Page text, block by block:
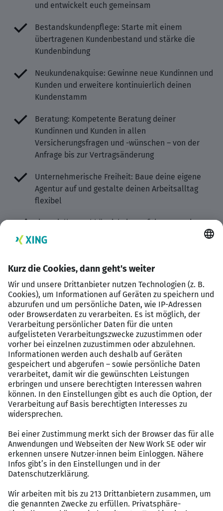
und entwickelt euch gemeinsam
Bestandskundenpflege: Starte mit einem
übertragenen Kundenbestand und stärke die
Kundenbindung
Neukundenakquise: Gewinne neue Kundinnen und
Kunden und erweitere kontinuierlich deinen
Kundenstamm
Beratung: Kompetente Beratung deiner
Kundinnen und Kunden in allen
Versicherungsfragen und -wünschen – von der
Anfrage bis zur Vertragsänderung
Unternehmerische Freiheit: Baue deine eigene
Agentur auf und gestalte deinen Arbeitsalltag
flexibel
Finanzielle Unabhängigkeit: Profitiere von einem
sicheren Einkommen und nutze das Potenzial,
durch erfolgreiche Arbeit zusätzlich zu verdienen
Du
besitzt idealerweise eine abgeschlossene
Ausbildung zur Versicherungsfachfrau oder zum
Versicherungsfachmann (IHK) oder eine
vergleichbare Qualifikation mit
Sachkundenachweis
konntest idealerweise bereits Berufserfahrung im
Versicherungsvertrieb sammeln
arbeitest als Organisationstalent mit Hands-on-
Mentalität verantwortungsvoll und
erfolgsorientiert
Kontakt
Regionalmanager
Telefon: 01785512757